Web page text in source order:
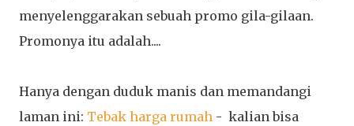
menyelenggarakan sebuah promo gila-gilaan.
Promonya itu adalah....
Hanya dengan duduk manis dan memandangi
laman ini: Tebak harga rumah - kalian bisa